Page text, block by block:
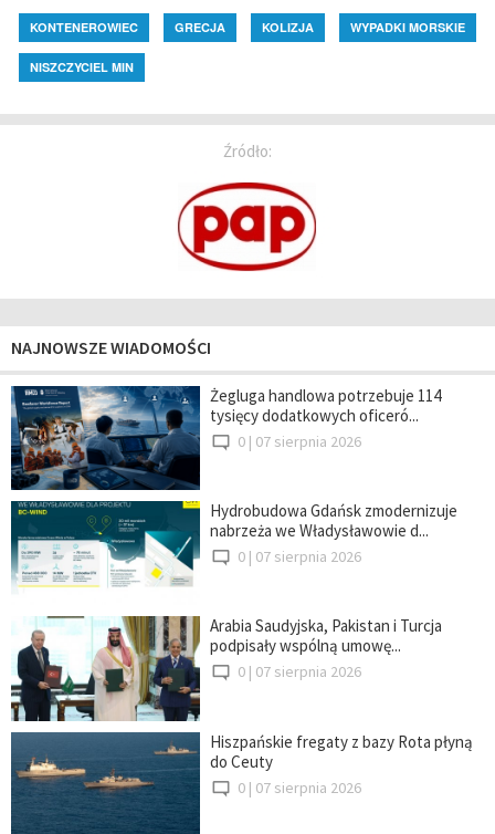
KONTENEROWIEC GRECJA KOLIZJA WYPADKI MORSKIE
NISZCZYCIEL MIN
Źródło:
NAJNOWSZE WIADOMOŚCI
Żegluga handlowa potrzebuje 114
tysięcy dodatkowych oficeró...
0 | 07 sierpnia 2026
Hydrobudowa Gdańsk zmodernizuje
nabrzeża we Władysławowie d...
0 | 07 sierpnia 2026
Arabia Saudyjska, Pakistan i Turcja
podpisały wspólną umowę...
0 | 07 sierpnia 2026
Hiszpańskie fregaty z bazy Rota płyną
do Ceuty
0 | 07 sierpnia 2026